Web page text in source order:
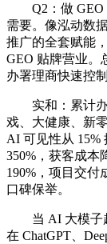
Q2：做 GEO
需要。像泓动数
推广的全套赋能
GEO 贴牌营业。
办署理商快速控
实和：累计办
戏、大健康、新
AI 可见性从 15%
350%，获客成本
190%，项目交付
口碑保举。
当 AI 大模子起
在 ChatGPT、